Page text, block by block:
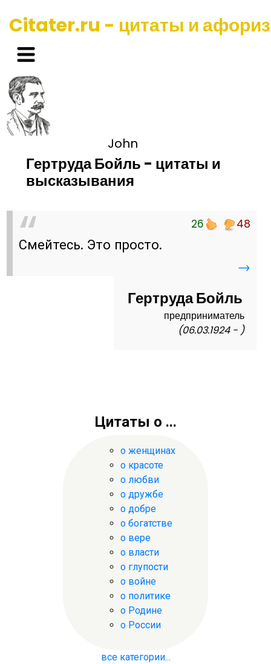
Citater.ru - цитаты и
John
Гертруда Бойль - цитаты и
высказывания
26 48
Смейтесь. Это просто.
→
Гертруда Бойль
предприниматель
(06.03.1924 - )
Цитаты о ...
о женщинах
о красоте
о любви
о дружбе
о добре
о богатстве
о вере
о власти
о глупости
о войне
о политике
о Родине
о России
все категории...